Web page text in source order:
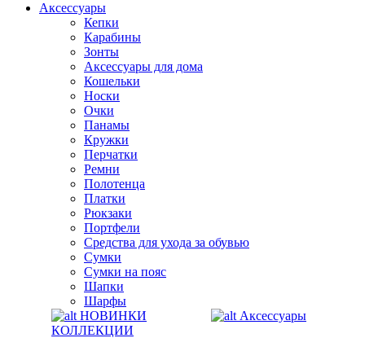
Аксессуары
Кепки
Карабины
Зонты
Аксессуары для дома
Кошельки
Носки
Очки
Панамы
Кружки
Перчатки
Ремни
Полотенца
Платки
Рюкзаки
Портфели
Средства для ухода за обувью
Сумки
Сумки на пояс
Шапки
Шарфы
НОВИНКИ
КОЛЛЕКЦИИ
Аксессуары